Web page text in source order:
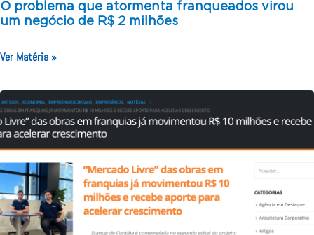
O problema que atormenta franqueados virou
um negócio de R$ 2 milhões
Ver Matéria »